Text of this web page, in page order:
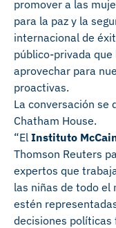
promover a las
para la paz y la
internacional de
público-privada
aprovechar para
proactivas.
La conversación se
Chatham House.
“El Instituto
Thomson Reuters
expertos que
las niñas de todo el
estén
decisiones políticas